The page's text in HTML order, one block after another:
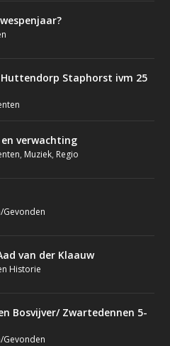
Staphorst ivm 25
verwachting
, Muziek, Regio
Gevonden
van der Klaauw
Historie
Bosvijver/ Zwartedennen 5-
Gevonden